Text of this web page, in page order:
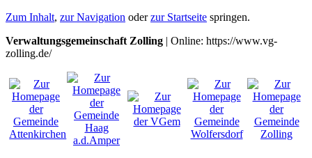
Zum Inhalt, zur Navigation oderzur Startseite springen.
Verwaltungsgemeinschaft Zolling | Online: https://www.vg-
zolling.de/